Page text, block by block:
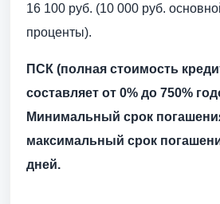
16 100 руб. (10 000 руб.
проценты).
ПСК (полная стоимость
составляет от 0% до 750%
Минимальный срок
максимальный срок
дней.